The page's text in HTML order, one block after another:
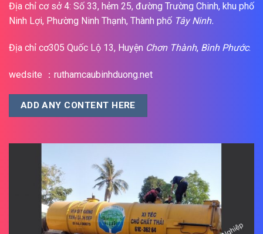
Địa chỉ cơ sở 4: Số 33, hẻm 25, đường Trường Chinh, khu phố
Ninh Lợi, Phường Ninh Thạnh, Thành phố Tây Ninh.
Địa chỉ cơ305 Quốc Lộ 13, Huyện Chơn Thành, Bình Phước.
wedsite ：ruthamcaubinhduong.net
ADD ANY CONTENT HERE